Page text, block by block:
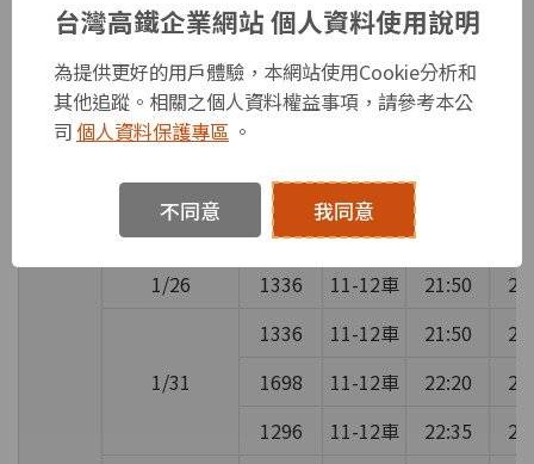
資訊（均配置2節自由座車廂）
方向
日期 車次 自由座 南港
南下
1/24
1/25
日期 車次 自由座
1/26 1336 11-12車 21:50
1/31
1336 11-12車 21:50
1698
11-12車 22:20
1296
11-12車 22:35
台灣高鐵企業網站 個人資料使用說明
為提供更好的用戶體驗，本網站使用Cookie分析和
其他追蹤。相關之個人資料權益事項，請參考本公
司個人資料保護專區 。
不同意 我同意